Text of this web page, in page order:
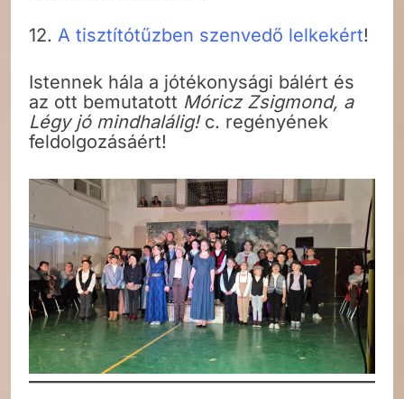
12. A tisztítótűzben szenvedő lelkekért!
Istennek hála a jótékonysági bálért és
az ott bemutatott Móricz Zsigmond, a
Légy jó mindhalálig!c. regényének
feldolgozásáért!